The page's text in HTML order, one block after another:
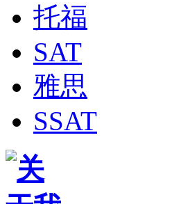
托福
SAT
雅思
SSAT